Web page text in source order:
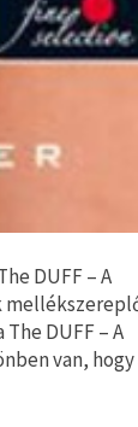
DUFF – A
DUFF – A
van, hogy